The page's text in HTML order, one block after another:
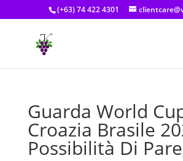
(+63) 74 422 4301
Guarda World
Croazia Brasile
Possibilità Di